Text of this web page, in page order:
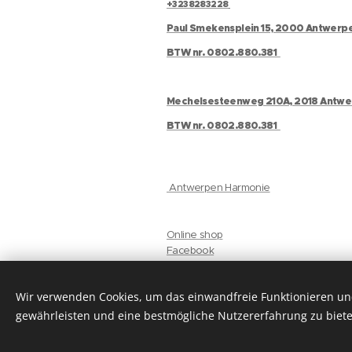
+3238283228
Paul Smekensplein 15, 2000
BTW nr. 0802.880.381
Mechelsesteenweg 210A, 2018
BTW nr. 0802.880.381
Antwerpen Harmonie
Online shop
Facebook
privacyverklaring
Wir verwenden Cookies, um das einwandfreie Funktionieren
gewährleisten und eine bestmögliche Nutzererfahrung zu